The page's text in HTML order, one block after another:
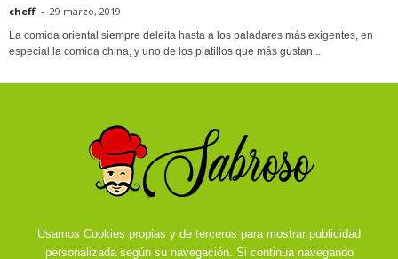
cheff - 29 marzo, 2019
La comida oriental siempre deleita hasta a los paladares más exigentes, en
especial la comida china, y uno de los platillos que más gustan...
Usamos Cookies propias y de terceros para mostrar publicidad
personalizada según su navegación. Si continua navegando